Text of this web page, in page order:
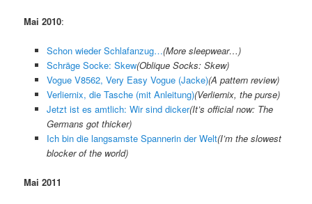
Mai 2010:
Schon wieder Schlafanzug…(More sleepwear…)
Schräge Socke: Skew(Oblique Socks: Skew)
Vogue V8562, Very Easy Vogue (Jacke)(A pattern review)
Verliernix, die Tasche (mit Anleitung)(Verliernix, the purse)
Jetzt ist es amtlich: Wir sind dicker(It’s official now: The
Germans got thicker)
Ich bin die langsamste Spannerin der Welt(I’m the slowest
blocker of the world)
Mai 2011